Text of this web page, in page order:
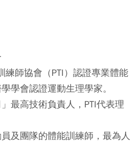
師協會（PTI）認證專業體能
學會認證運動生理學家。
最高技術負責人，PTI代表理
及團隊的體能訓練師，最為人